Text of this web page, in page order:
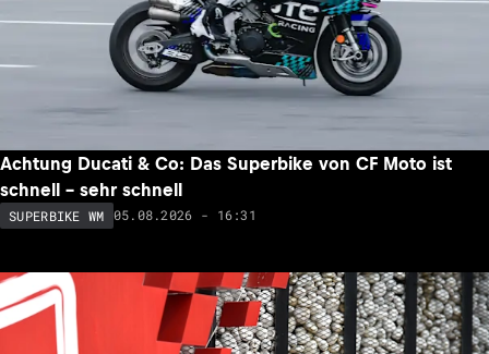
Achtung Ducati & Co: Das Superbike von CF Moto ist
schnell – sehr schnell
SUPERBIKE WM 05.08.2026 - 16:31